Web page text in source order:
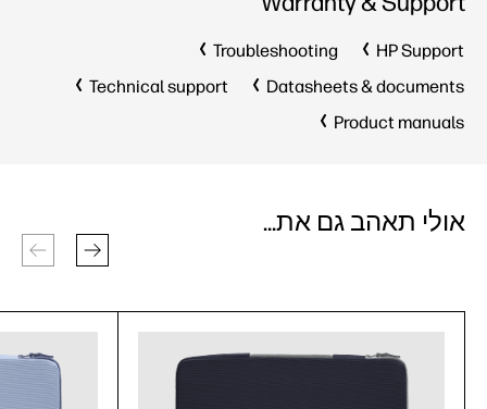
HP Support
Troubleshooting
Datasheets & documents
Technical support
Product manuals
אולי תאהב גם את...